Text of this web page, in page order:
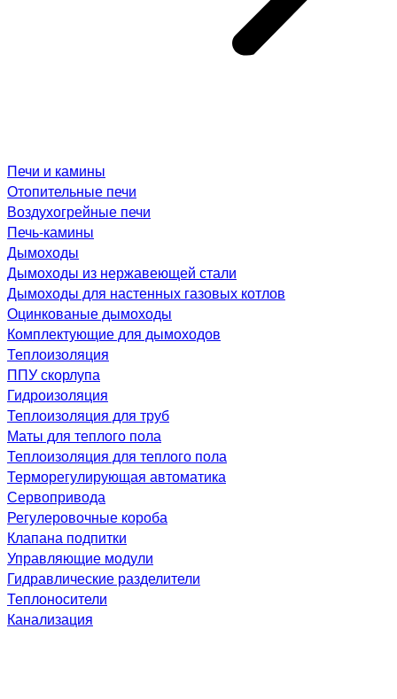
Печи и камины
Отопительные печи
Воздухогрейные печи
Печь-камины
Дымоходы
Дымоходы из нержавеющей стали
Дымоходы для настенных газовых котлов
Оцинкованые дымоходы
Комплектующие для дымоходов
Теплоизоляция
ППУ скорлупа
Гидроизоляция
Теплоизоляция для труб
Маты для теплого пола
Теплоизоляция для теплого пола
Терморегулирующая автоматика
Сервопривода
Регулеровочные короба
Клапана подпитки
Управляющие модули
Гидравлические разделители
Теплоносители
Канализация